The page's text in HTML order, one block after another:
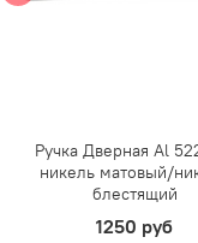
Ручка Дверная Al
никель матовый/
блестящий
1250 руб